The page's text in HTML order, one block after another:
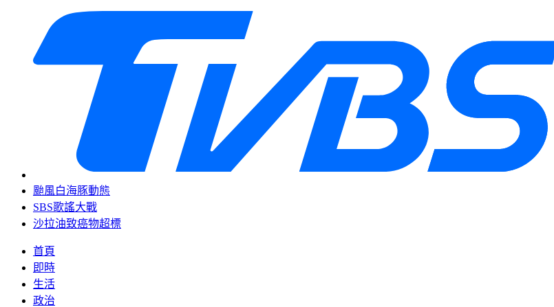
颱風白海豚動態
SBS歌謠大戰
沙拉油致癌物超標
首頁
即時
生活
政治